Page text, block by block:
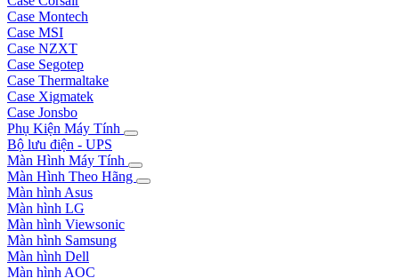
Case Montech
Case MSI
Case NZXT
Case Segotep
Case Thermaltake
Case Xigmatek
Case Jonsbo
Phụ Kiện Máy Tính
Bộ lưu điện - UPS
Màn Hình Máy Tính
Màn Hình Theo Hãng
Màn hình Asus
Màn hình LG
Màn hình Viewsonic
Màn hình Samsung
Màn hình Dell
Màn hình AOC